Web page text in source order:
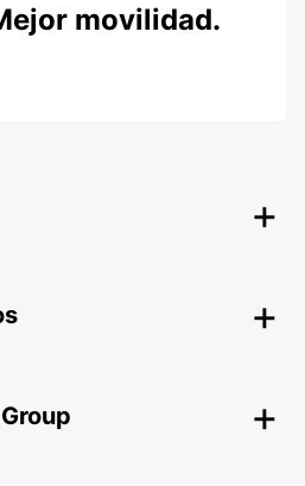
movilidad.